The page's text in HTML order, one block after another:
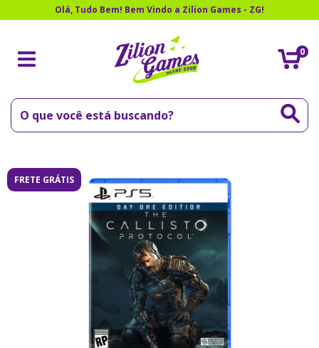
Olá, Tudo Bem! Bem Vindo a Zilion Games - ZG!
0
FRETE GRÁTIS